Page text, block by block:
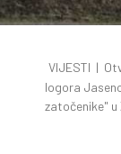
VIJESTI |
logora
zatočenike" u